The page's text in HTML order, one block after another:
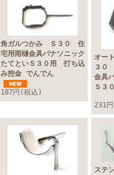
角ガルつかみ Ｓ３０ 住
宅用雨樋金具パナソニック
たてといＳ３０用 打ち込
み控金 でんでん
187円(税込)
オー
３０
金具
Ｓ３
231
ステ